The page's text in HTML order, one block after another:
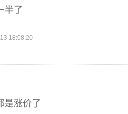
半了
18:08:20
是涨价了